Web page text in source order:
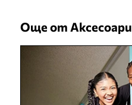
Още от Аксесоари